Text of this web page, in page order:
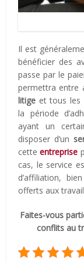
Il est
bénéficier des
passe par le
permettra entre
litige et tous les
la période
ayant un
disposer d’un
cetteentreprise
cas, le service
d’affiliation,
offerts aux
Faites-vous
conflits au